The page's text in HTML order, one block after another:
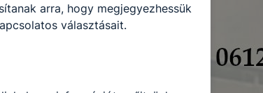
arra, hogy megjegyezhessük
választásait.